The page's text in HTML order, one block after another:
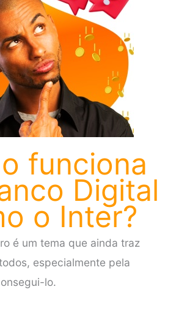
funciona
Digital
o Inter?
é um tema que ainda traz
especialmente pela
lo.